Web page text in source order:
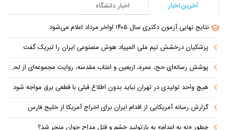
آخرین اخبار
اخبار دانشگاه
نتایج نهایی آزمون دکتری سال ۱۴۰۵ اواخر مرداد اعلام می‌شود
پزشکیان درخشش تیم ملی المپیاد هوش مصنوعی ایران را تبریک گفت
پوشش رسانه‌ای حج، عمره، اربعین و اعتاب مقدسه، روایت مجموعه‌ای از لحظه‌هاست
هیچ واحد تولیدی در تهران نباید بدون اطلاع قبلی با قطعی برق مواجه شود
گزارش رسانه آمریکایی از اقدام ایران برای اخراج آمریکا از خلیج فارس
چطور «نه به اعدام» به بازتولید خشم و قتل مداح جوان منجر شد؟